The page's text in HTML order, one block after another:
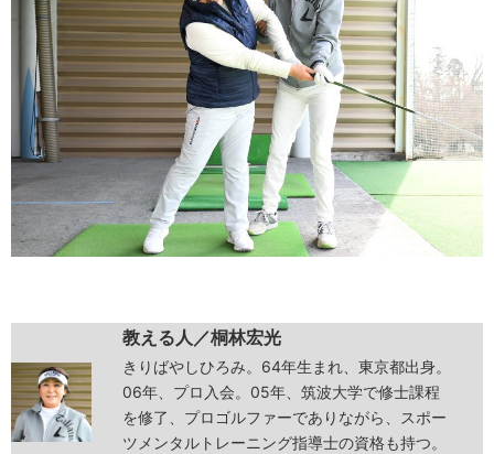
教える人／桐林宏光
きりばやしひろみ。64年生まれ、東京都出身。
06年、プロ入会。05年、筑波大学で修士課程
を修了、プロゴルファーでありながら、スポー
ツメンタルトレーニング指導士の資格も持つ。